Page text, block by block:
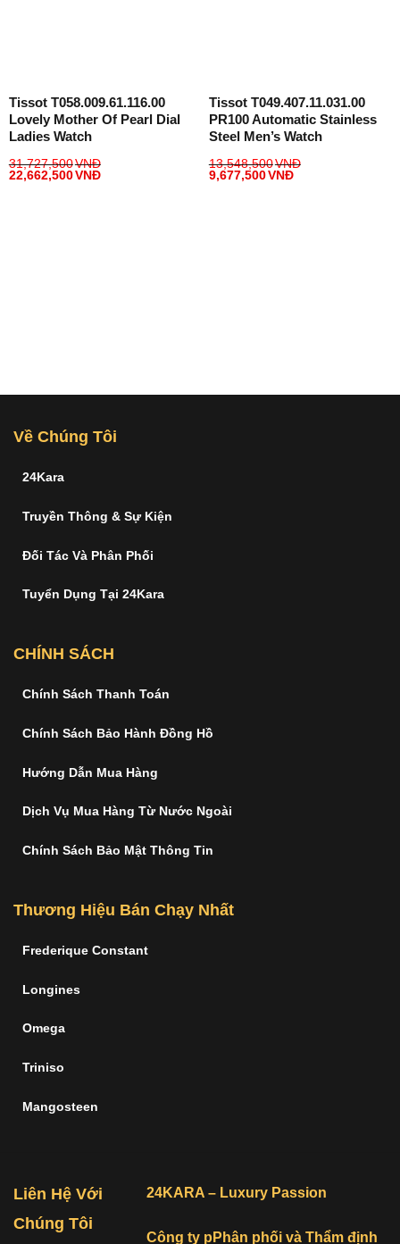
Tissot T058.009.61.116.00
Lovely Mother Of Pearl Dial
Ladies Watch
31,727,500VNĐ
22,662,500VNĐ
Tissot T049.407.11.031.00
PR100 Automatic Stainless
Steel Men’s Watch
13,548,500VNĐ
9,677,500VNĐ
Về Chúng Tôi
24Kara
Truyền Thông & Sự Kiện
Đối Tác Và Phân Phối
Tuyển Dụng Tại 24Kara
CHÍNH SÁCH
Chính Sách Thanh Toán
Chính Sách Bảo Hành Đồng Hồ
Hướng Dẫn Mua Hàng
Dịch Vụ Mua Hàng Từ Nước Ngoài
Chính Sách Bảo Mật Thông Tin
Thương Hiệu Bán Chạy Nhất
Frederique Constant
Longines
Omega
Triniso
Mangosteen
Liên Hệ Với
Chúng Tôi
24KARA – Luxury Passion
Công ty pPhân phối và Thẩm định